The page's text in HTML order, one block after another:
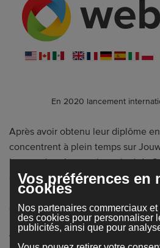
En 2020 lancement
Après avoir obtenu leur diplôme
concentrent à plein temps sur
bureau dans le quartier animé du
embauchent leurs premiers
L'entreprise étudiante se
devenir un outil de créaton de
international. En 2020, JouwWeb
Webador avec pour objectif de
Vos préférences en
cookies
Nos partenaires commerciaux
des cookies pour personnaliser
publicités, ainsi que pour